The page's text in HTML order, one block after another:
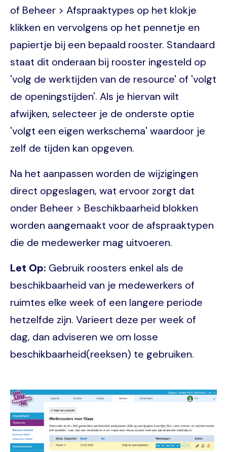
of Beheer > Afspraaktypes op het klokje
klikken en vervolgens op het pennetje en
papiertje bij een bepaald rooster. Standaard
staat dit onderaan bij rooster ingesteld op
'volg de werktijden van de resource' of 'volgt
de openingstijden'. Als je hiervan wilt
afwijken, selecteer je de onderste optie
'volgt een eigen werkschema' waardoor je
zelf de tijden kan opgeven.
Na het aanpassen worden de wijzigingen
direct opgeslagen, wat ervoor zorgt dat
onder Beheer > Beschikbaarheid blokken
worden aangemaakt voor de afspraaktypen
die de medewerker mag uitvoeren.
Let Op: Gebruik roosters enkel als de
beschikbaarheid van je medewerkers of
ruimtes elke week of een langere periode
hetzelfde zijn. Varieert deze per week of
dag, dan adviseren we om losse
beschikbaarheid(reeksen) te gebruiken.
Image